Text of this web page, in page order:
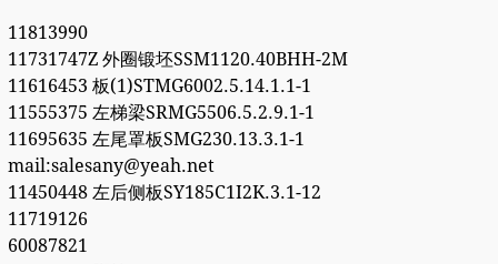
11813990
11731747Z 外圈锻坯SSM1120.40BHH-2M
11616453 板(1)STMG6002.5.14.1.1-1
11555375 左梯梁SRMG5506.5.2.9.1-1
11695635 左尾罩板SMG230.13.3.1-1
mail:salesany@yeah.net
11450448 左后侧板SY185C1I2K.3.1-12
11719126
60087821